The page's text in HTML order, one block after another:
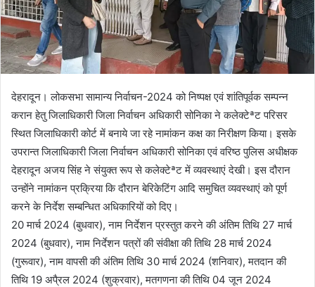
l
देहरादून। लोकसभा सामान्य निर्वाचन-2024 को निष्पक्ष एवं शांतिपूर्वक सम्पन्न
करान हेतु जिलाधिकारी जिला निर्वाचन अधिकारी सोनिका ने कलेक्टेªट परिसर
स्थित जिलाधिकारी कोर्ट में बनाये जा रहे नामांकन कक्ष का निरीक्षण किया। इसके
उपरान्त जिलाधिकारी जिला निर्वाचन अधिकारी सोनिका एवं वरिष्ठ पुलिस अधीक्षक
देहरादून अजय सिंह ने संयुक्त रूप से कलेक्टेªट में व्यवस्थाएं देखी। इस दौरान
उन्होंने नामांकन प्रक्रिया कि दौरान बेरिकेटिंग आदि समुचित व्यवस्थाएं को पूर्ण
करने के निर्देश सम्बन्धित अधिकारियों को दिए।
20 मार्च 2024 (बुधवार), नाम निर्देशन प्रस्तुत करने की अंतिम तिथि 27 मार्च
2024 (बुधवार), नाम निर्देशन पत्रों की संवीक्षा की तिथि 28 मार्च 2024
(गुरूवार), नाम वापसी की अंतिम तिथि 30 मार्च 2024 (शनिवार), मतदान की
तिथि 19 अपै्रल 2024 (शुक्रवार), मतगणना की तिथि 04 जून 2024